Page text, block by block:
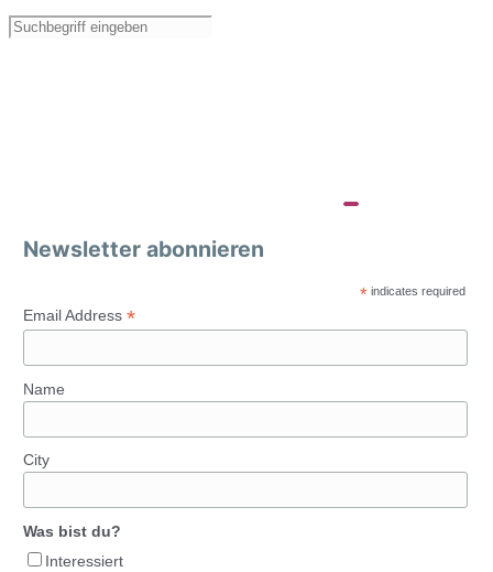
Newsletter abonnieren
* indicates required
Email Address *
Name
City
Was bist du?
Interessiert